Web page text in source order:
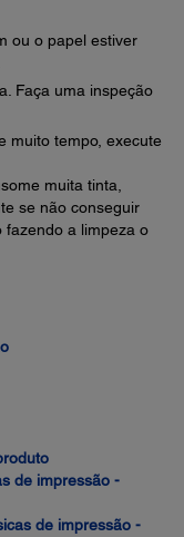
ou o papel estiver
Faça uma inspeção
muito tempo, execute
muita tinta,
se não conseguir
fazendo a limpeza o
de impressão -
de impressão -